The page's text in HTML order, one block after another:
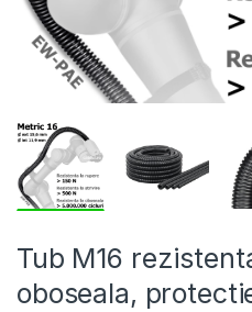
Tub M16
oboseala,